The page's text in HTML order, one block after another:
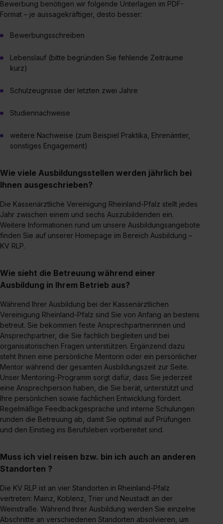
Bewerbung benötigen wir folgende Unterlagen im PDF-
Format – je aussagekräftiger, desto besser:
Bewerbungsschreiben
Lebenslauf (bitte begründen Sie fehlende Zeiträume
kurz)
Schulzeugnisse der letzten zwei Jahre
Studiennachweise
weitere Nachweise (zum Beispiel Praktika, Ehrenämter,
sonstiges Engagement)
Wie viele Ausbildungsstellen werden jährlich bei
Ihnen ausgeschrieben?
Die Kassenärztliche Vereinigung Rheinland-Pfalz stellt jedes
Jahr zwischen einem und sechs Auszubildenden ein.
Weitere Informationen rund um unsere Ausbildungsangebote
finden Sie auf unserer Homepage im Bereich Ausbildung –
KV RLP.
Wie sieht die Betreuung während einer
Ausbildung in Ihrem Betrieb aus?
Während Ihrer Ausbildung bei der Kassenärztlichen
Vereinigung Rheinland-Pfalz sind Sie von Anfang an bestens
betreut. Sie bekommen feste Ansprechpartnerinnen und
Ansprechpartner, die Sie fachlich begleiten und bei
organisatorischen Fragen unterstützen. Ergänzend dazu
steht Ihnen eine persönliche Mentorin oder ein persönlicher
Mentor während der gesamten Ausbildungszeit zur Seite.
Unser Mentoring-Programm sorgt dafür, dass Sie jederzeit
eine Ansprechperson haben, die Sie berät, unterstützt und
Ihre persönlichen sowie fachlichen Entwicklung fördert.
Regelmäßige Feedbackgespräche und interne Schulungen
runden die Betreuung ab, damit Sie optimal auf Prüfungen
und den Einstieg ins Berufsleben vorbereitet sind.
Muss ich viel reisen bzw. bin ich auch an anderen
Standorten ?
Die KV RLP ist an vier Standorten in Rheinland-Pfalz
vertreten: Mainz, Koblenz, Trier und Neustadt an der
Weinstraße. Während Ihrer Ausbildung werden Sie einzelne
Abschnitte an verschiedenen Standorten absolvieren, um